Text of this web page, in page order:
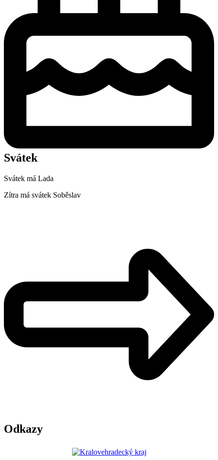
Svátek
Svátek má Lada
Zítra má svátek Soběslav
Odkazy